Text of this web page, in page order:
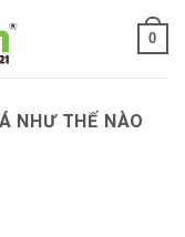
0
NHƯ THẾ NÀO